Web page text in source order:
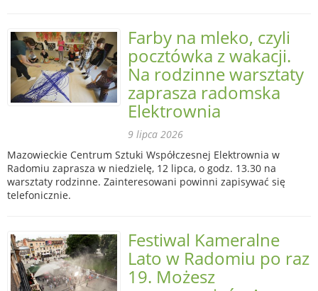
Farby na mleko, czyli
pocztówka z wakacji.
Na rodzinne warsztaty
zaprasza radomska
Elektrownia
9 lipca 2026
Mazowieckie Centrum Sztuki Współczesnej Elektrownia w
Radomiu zaprasza w niedzielę, 12 lipca, o godz. 13.30 na
warsztaty rodzinne. Zainteresowani powinni zapisywać się
telefonicznie.
Festiwal Kameralne
Lato w Radomiu po raz
19. Możesz